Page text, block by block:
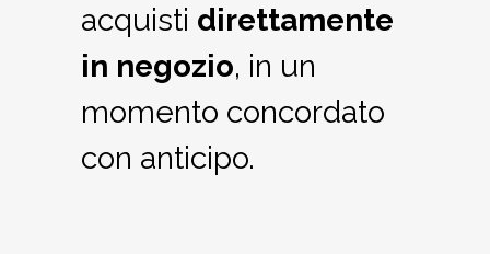
acquisti direttamente
in negozio, in un
momento concordato
con anticipo.